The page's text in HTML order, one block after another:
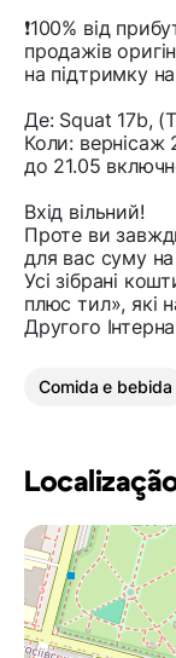
❗️100% від
продажів
на підтримку
Де: Squat 17b,
Коли: вернісаж
до 21.05
Вхід вільний!
Проте ви
для вас суму на
Усі зібрані
плюс тил», які
Другого
Comida e bebida